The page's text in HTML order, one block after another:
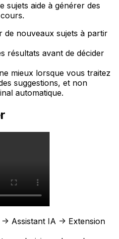
sujets aide à générer des
de nouveaux sujets à partir
résultats avant de décider
mieux lorsque vous traitez
suggestions, et non
automatique.
> Assistant IA -> Extension